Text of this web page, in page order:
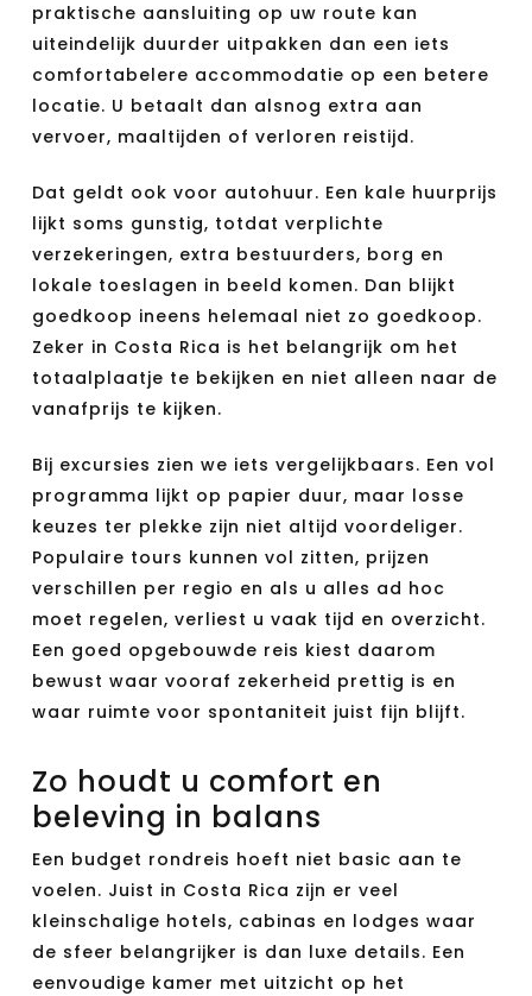
praktische aansluiting op uw route kan
uiteindelijk duurder uitpakken dan een iets
comfortabelere accommodatie op een betere
locatie. U betaalt dan alsnog extra aan
vervoer, maaltijden of verloren reistijd.
Dat geldt ook voor autohuur. Een kale huurprijs
lijkt soms gunstig, totdat verplichte
verzekeringen, extra bestuurders, borg en
lokale toeslagen in beeld komen. Dan blijkt
goedkoop ineens helemaal niet zo goedkoop.
Zeker in Costa Rica is het belangrijk om het
totaalplaatje te bekijken en niet alleen naar de
vanafprijs te kijken.
Bij excursies zien we iets vergelijkbaars. Een vol
programma lijkt op papier duur, maar losse
keuzes ter plekke zijn niet altijd voordeliger.
Populaire tours kunnen vol zitten, prijzen
verschillen per regio en als u alles ad hoc
moet regelen, verliest u vaak tijd en overzicht.
Een goed opgebouwde reis kiest daarom
bewust waar vooraf zekerheid prettig is en
waar ruimte voor spontaniteit juist fijn blijft.
Zo houdt u comfort en
beleving in balans
Een budget rondreis hoeft niet basic aan te
voelen. Juist in Costa Rica zijn er veel
kleinschalige hotels, cabinas en lodges waar
de sfeer belangrijker is dan luxe details. Een
eenvoudige kamer met uitzicht op het